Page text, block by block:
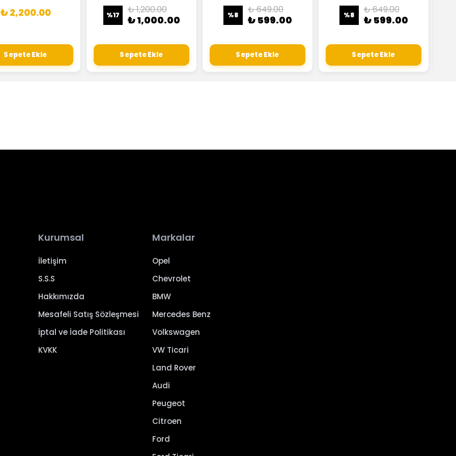
₺ 2,200.00
Sepete Ekle
%17 ₺ 1,200.00
₺ 1,000.00
Sepete Ekle
%8 ₺ 649.00
₺ 599.00
Sepete Ekle
%8 ₺ 649.00
₺ 599.00
Sepete Ekle
Kurumsal
İletişim
S.S.S
Hakkımızda
Mesafeli Satış Sözleşmesi
İptal ve İade Politikası
KVKK
Markalar
Opel
Chevrolet
BMW
Mercedes Benz
Volkswagen
VW Ticari
Land Rover
Audi
Peugeot
Citroen
Ford